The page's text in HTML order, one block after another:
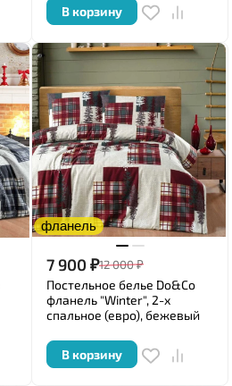
В корзину
фланель
7 900₽12 000₽
Постельное белье Do&Co
фланель "Winter", 2-х
спальное (евро), бежевый
В корзину